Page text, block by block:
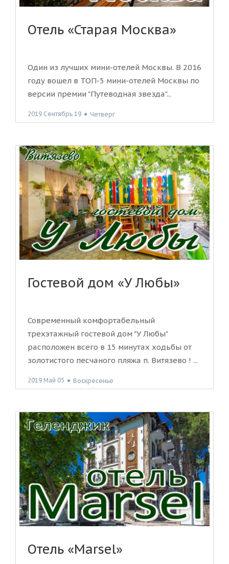
Отель «Старая Москва»
Один из лучших мини-отелей Москвы. В 2016
году вошел в ТОП-5 мини-отелей Москвы по
версии премии "Путеводная звезда"...
2019 Сентябрь 19 ● Четверг
Гостевой дом «У Любы»
Современный комфортабельный
трехэтажный гостевой дом "У Любы"
расположен всего в 15 минутах ходьбы от
золотистого песчаного пляжа п. Витязево ! ...
2019 Май 05 ● Воскресенье
Отель «Marsel»